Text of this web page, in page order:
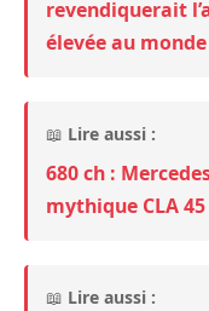
revendiquerait
élevée au monde
📖 Lire aussi :
680 ch :
mythique CLA
📖 Lire aussi :